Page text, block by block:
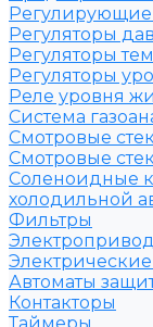
Регулирующие
Регуляторы
Регуляторы
Регуляторы
Реле уровня
Система
Смотровые
Смотровые
Соленоидные
холодильной
Фильтры
Автоматы
Контакторы